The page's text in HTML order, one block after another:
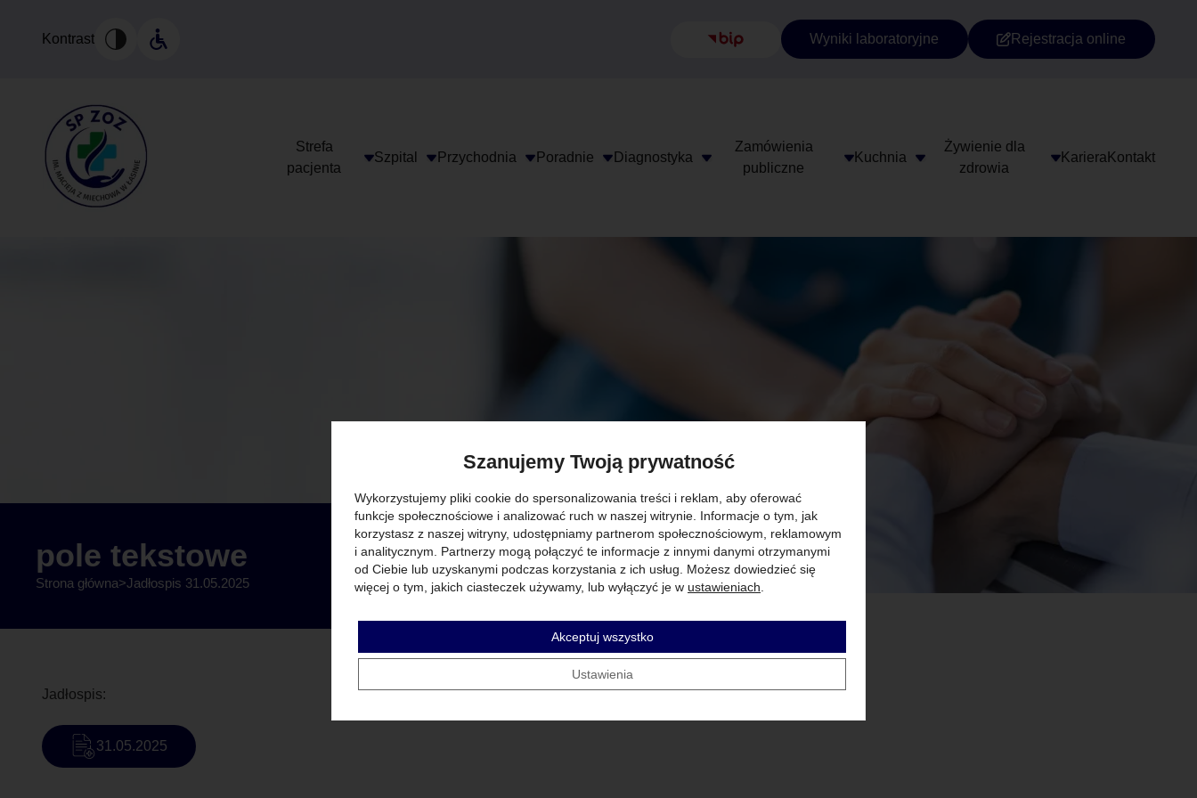
Kontrast
Biuletyn Informacji Publicznej
Wyniki laboratoryjne Rejestracja online
Strefa
pacjenta
Szpital Przychodnia Poradnie Diagnostyka
Zamówienia
publiczne
Kuchnia
Żywienie dla
zdrowia
Kariera Kontakt
pole tekstowe
Strona główna>Jadłospis 31.05.2025
Jadłospis:
31.05.2025
Szanujemy Twoją prywatność
Wykorzystujemy pliki cookie do spersonalizowania treści i reklam, aby oferować
funkcje społecznościowe i analizować ruch w naszej witrynie. Informacje o tym, jak
korzystasz z naszej witryny, udostępniamy partnerom społecznościowym, reklamowym
i analitycznym. Partnerzy mogą połączyć te informacje z innymi danymi otrzymanymi
od Ciebie lub uzyskanymi podczas korzystania z ich usług. Możesz dowiedzieć się
więcej o tym, jakich ciasteczek używamy, lub wyłączyć je w ustawieniach
Akceptuj wszystko
Ustawienia